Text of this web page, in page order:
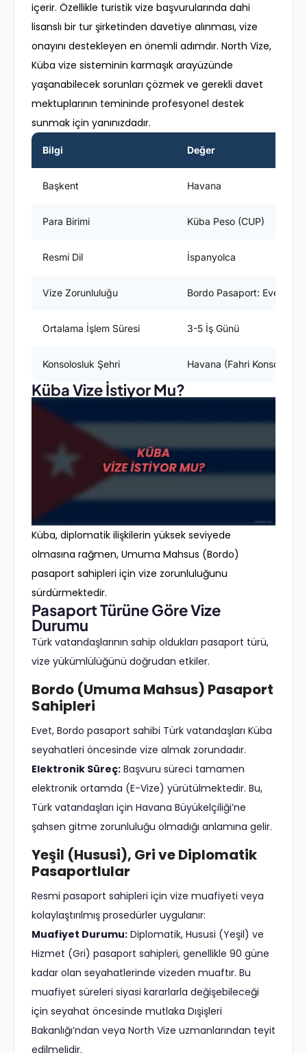
içerir. Özellikle turistik vize başvurularında dahi
lisanslı bir tur şirketinden davetiye alınması, vize
onayını destekleyen en önemli adımdır. North Vize,
Küba vize sisteminin karmaşık arayüzünde
yaşanabilecek sorunları çözmek ve gerekli davet
mektuplarının temininde profesyonel destek
sunmak için yanınızdadır.
Bilgi Değer
Başkent Havana
Para Birimi Küba Peso (CUP)
Resmi Dil İspanyolca
Vize Zorunluluğu Bordo Pasaport: Evet /
Ortalama İşlem Süresi 3-5 İş Günü
Konsolosluk Şehri Havana (Fahri Konsolosluk)
Küba Vize İstiyor Mu?
Küba, diplomatik ilişkilerin yüksek seviyede
olmasına rağmen, Umuma Mahsus (Bordo)
pasaport sahipleri için vize zorunluluğunu
sürdürmektedir.
Pasaport Türüne Göre Vize
Durumu
Türk vatandaşlarının sahip oldukları pasaport türü,
vize yükümlülüğünü doğrudan etkiler.
Bordo (Umuma Mahsus) Pasaport
Sahipleri
Evet, Bordo pasaport sahibi Türk vatandaşları Küba
seyahatleri öncesinde vize almak zorundadır.
Elektronik Süreç: Başvuru süreci tamamen
elektronik ortamda (E-Vize) yürütülmektedir. Bu,
Türk vatandaşları için Havana Büyükelçiliği’ne
şahsen gitme zorunluluğu olmadığı anlamına gelir.
Yeşil (Hususi), Gri ve Diplomatik
Pasaportlular
Resmi pasaport sahipleri için vize muafiyeti veya
kolaylaştırılmış prosedürler uygulanır:
Muafiyet Durumu: Diplomatik, Hususi (Yeşil) ve
Hizmet (Gri) pasaport sahipleri, genellikle 90 güne
kadar olan seyahatlerinde vizeden muaftır. Bu
muafiyet süreleri siyasi kararlarla değişebileceği
için seyahat öncesinde mutlaka Dışişleri
Bakanlığı’ndan veya North Vize uzmanlarından teyit
edilmelidir.